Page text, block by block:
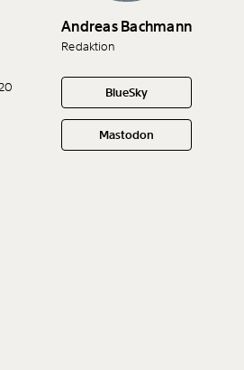
Andreas Bachmann
Redaktion
BlueSky
Mastodon